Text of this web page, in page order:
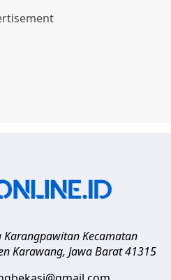
Karangpawitan Kecamatan
Karawang, Jawa Barat 41315